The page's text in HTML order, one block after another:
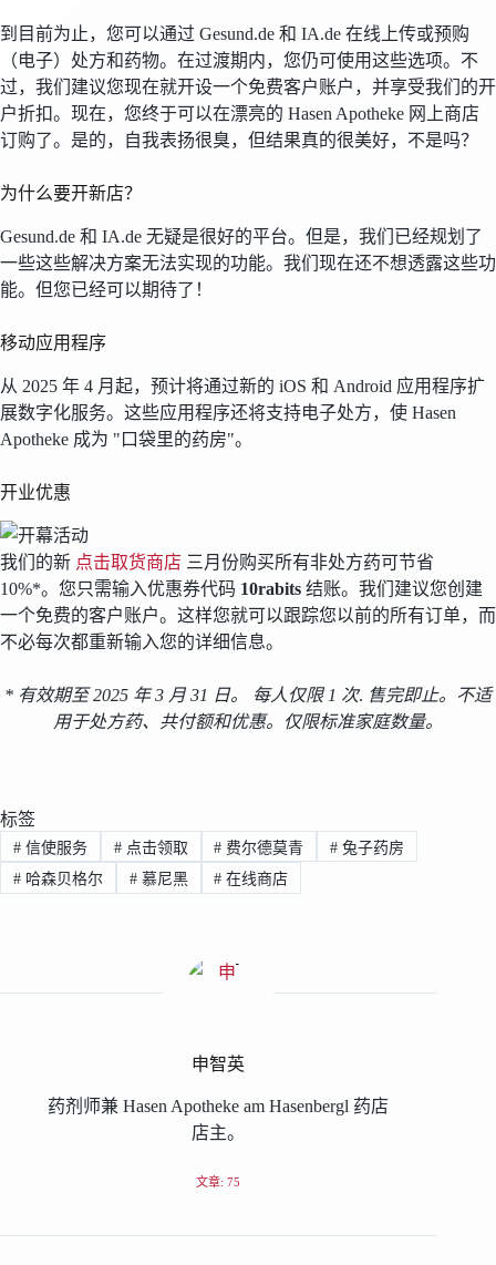
到目前为止，您可以通过 Gesund.de 和 IA.de 在线上传或预购
（电子）处方和药物。在过渡期内，您仍可使用这些选项。不
过，我们建议您现在就开设一个免费客户账户，并享受我们的开
户折扣。现在，您终于可以在漂亮的 Hasen Apotheke 网上商店
订购了。是的，自我表扬很臭，但结果真的很美好，不是吗？
为什么要开新店？
Gesund.de 和 IA.de 无疑是很好的平台。但是，我们已经规划了
一些这些解决方案无法实现的功能。我们现在还不想透露这些功
能。但您已经可以期待了！
移动应用程序
从 2025 年 4 月起，预计将通过新的 iOS 和 Android 应用程序扩
展数字化服务。这些应用程序还将支持电子处方，使 Hasen
Apotheke 成为 "口袋里的药房"。
开业优惠
我们的新 点击取货商店 三月份购买所有非处方药可节省
10%*。您只需输入优惠券代码 10rabits 结账。我们建议您创建
一个免费的客户账户。这样您就可以跟踪您以前的所有订单，而
不必每次都重新输入您的详细信息。
* 有效期至 2025 年 3 月 31 日。 每人仅限 1 次. 售完即止。不适
用于处方药、共付额和优惠。仅限标准家庭数量。
标签
#信使服务 #点击领取 # 费尔德莫青 # 兔子药房
#哈森贝格尔 #慕尼黑 # 在线商店
申智英
药剂师兼 Hasen Apotheke am Hasenbergl 药店
店主。
文章: 75